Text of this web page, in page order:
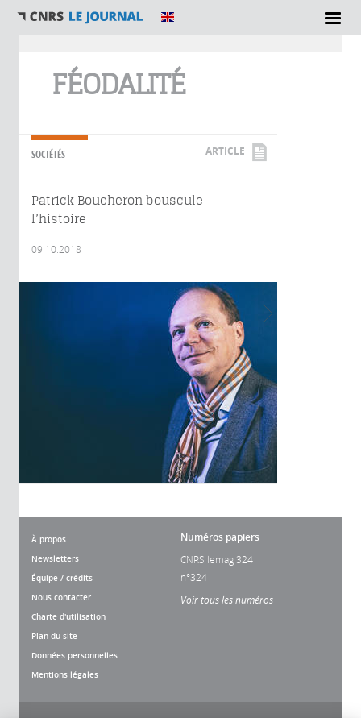
FÉODALITÉ
SOCIÉTÉS ARTICLE
Patrick Boucheron bouscule
l’histoire
09.10.2018
À propos
Newsletters
Équipe / crédits
Nous contacter
Charte d'utilisation
Plan du site
Données personnelles
Mentions légales
Numéros papiers
CNRS lemag 324
n°324
Voir tous les numéros